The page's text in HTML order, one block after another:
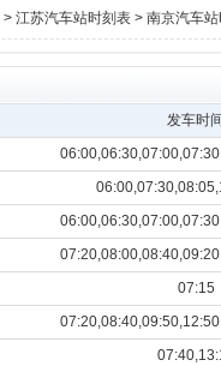
> 江苏汽车站时刻表 > 南京汽车
发车时
07:15